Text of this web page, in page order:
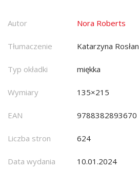
Autor Nora Roberts
Tłumaczenie Katarzyna Rosłan
Typ okładki miękka
Wymiary 135×215
EAN 9788382893670
Liczba stron 624
Data wydania 10.01.2024